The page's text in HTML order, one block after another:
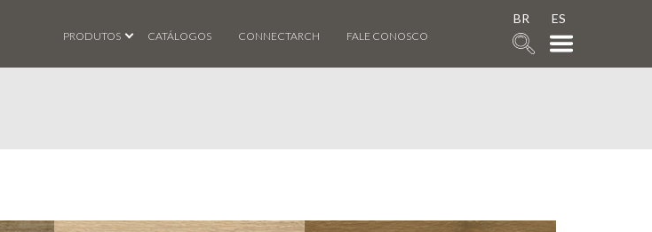
PRODUTOS CATÁLOGOS CONNECTARCH FALE CONOSCO
BR ES